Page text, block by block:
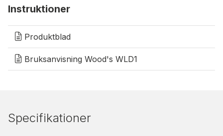
WLD1H är utvecklad för att i första hand användas
tillsammans med fastighetens befintliga
värmesystem. Den integrerade tillsatsvärmen
används vid behov, exempelvis i kallare utrymmen
användningsområden:
Instruktioner
Produktblad
Bruksanvisning Wood's WLD1
Specifikationer